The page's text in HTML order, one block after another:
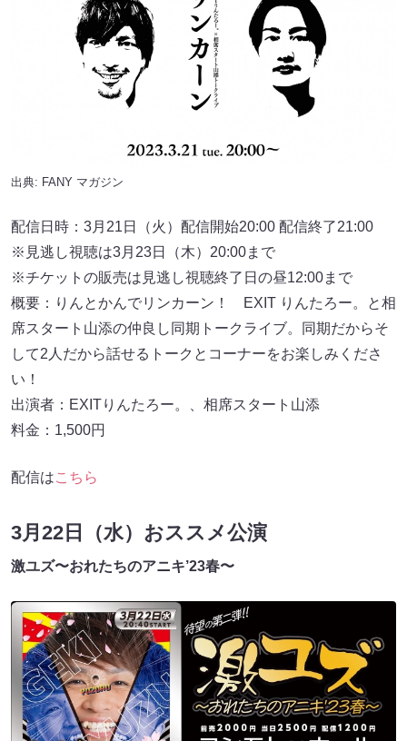
出典: FANY マガジン
配信日時：3月21日（火）配信開始20:00 配信終了21:00
※見逃し視聴は3月23日（木）20:00まで
※チケットの販売は見逃し視聴終了日の昼12:00まで
概要：りんとかんでリンカーン！ EXIT りんたろー。と相
席スタート⼭添の仲良し同期トークライブ。同期だからそ
して2⼈だから話せるトークとコーナーをお楽しみくださ
い！
出演者：EXITりんたろー。、相席スタート⼭添
料金：1,500円
配信はこちら
3月22日（水）おススメ公演
激ユズ〜おれたちのアニキ’23春〜